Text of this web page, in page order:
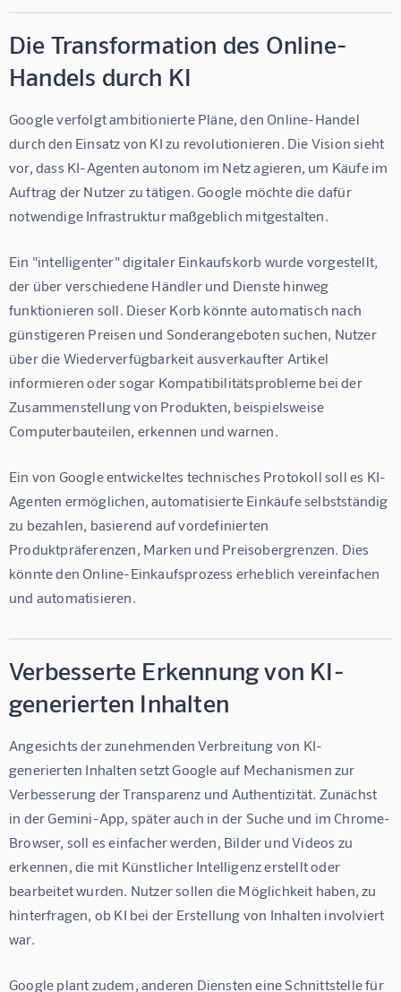
Die Transformation des Online-
Handels durch KI
Google verfolgt ambitionierte Pläne, den Online-Handel
durch den Einsatz von KI zu revolutionieren. Die Vision sieht
vor, dass KI-Agenten autonom im Netz agieren, um Käufe im
Auftrag der Nutzer zu tätigen. Google möchte die dafür
notwendige Infrastruktur maßgeblich mitgestalten.
Ein "intelligenter" digitaler Einkaufskorb wurde vorgestellt,
der über verschiedene Händler und Dienste hinweg
funktionieren soll. Dieser Korb könnte automatisch nach
günstigeren Preisen und Sonderangeboten suchen, Nutzer
über die Wiederverfügbarkeit ausverkaufter Artikel
informieren oder sogar Kompatibilitätsprobleme bei der
Zusammenstellung von Produkten, beispielsweise
Computerbauteilen, erkennen und warnen.
Ein von Google entwickeltes technisches Protokoll soll es KI-
Agenten ermöglichen, automatisierte Einkäufe selbstständig
zu bezahlen, basierend auf vordefinierten
Produktpräferenzen, Marken und Preisobergrenzen. Dies
könnte den Online-Einkaufsprozess erheblich vereinfachen
und automatisieren.
Verbesserte Erkennung von KI-
generierten Inhalten
Angesichts der zunehmenden Verbreitung von KI-
generierten Inhalten setzt Google auf Mechanismen zur
Verbesserung der Transparenz und Authentizität. Zunächst
in der Gemini-App, später auch in der Suche und im Chrome-
Browser, soll es einfacher werden, Bilder und Videos zu
erkennen, die mit Künstlicher Intelligenz erstellt oder
bearbeitet wurden. Nutzer sollen die Möglichkeit haben, zu
hinterfragen, ob KI bei der Erstellung von Inhalten involviert
war.
Google plant zudem, anderen Diensten eine Schnittstelle für